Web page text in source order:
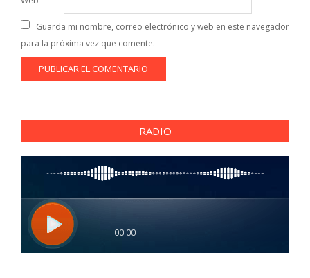
Guarda mi nombre, correo electrónico y web en este navegador
para la próxima vez que comente.
RADIO